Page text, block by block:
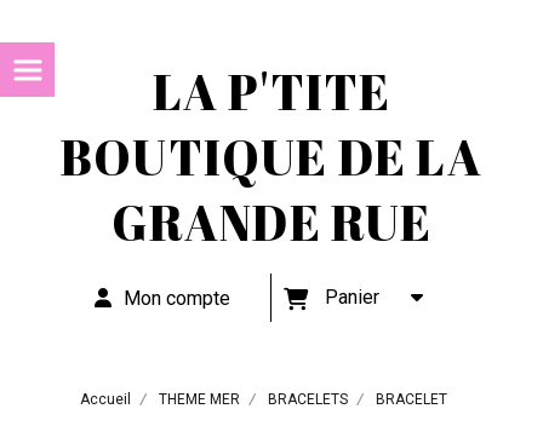
LA P'TITE
BOUTIQUE DE LA
GRANDE RUE
Mon compte Panier
Accueil THEME MER BRACELETS BRACELET